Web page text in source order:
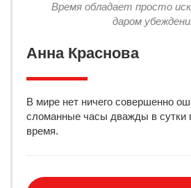
Время обладает просто
даром
Анна Краснова
В мире нет ничего совершенно
сломанные часы дважды в сутки
время.